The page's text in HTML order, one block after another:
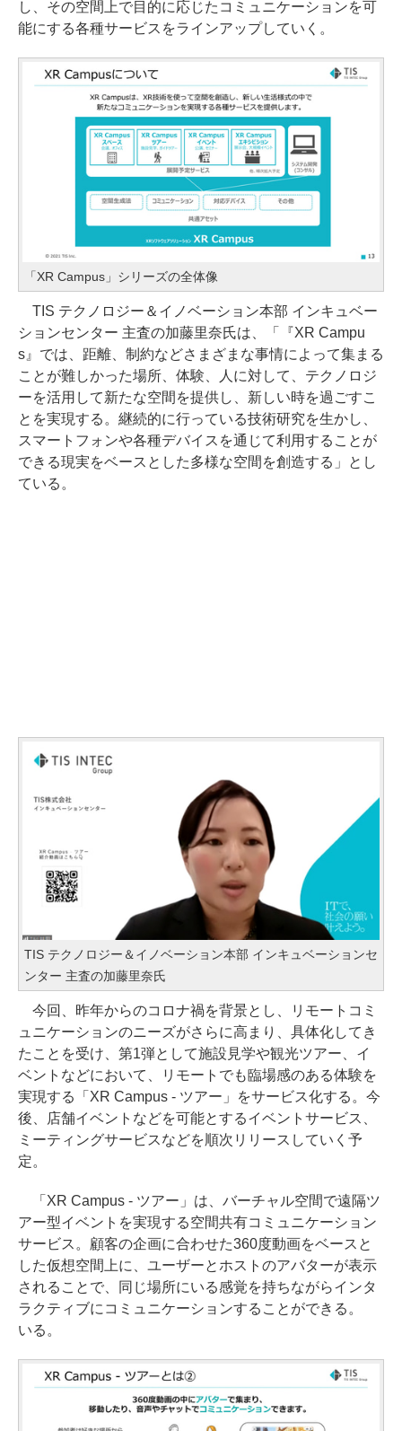
し、その空間上で目的に応じたコミュニケーションを可
能にする各種サービスをラインアップしていく。
「XR Campus」シリーズの全体像
TIS テクノロジー＆イノベーション本部 インキュベー
ションセンター 主査の加藤里奈氏は、「『XR Campu
s』では、距離、制約などさまざまな事情によって集まる
ことが難しかった場所、体験、人に対して、テクノロジ
ーを活用して新たな空間を提供し、新しい時を過ごすこ
とを実現する。継続的に行っている技術研究を生かし、
スマートフォンや各種デバイスを通じて利用することが
できる現実をベースとした多様な空間を創造する」とし
ている。
TIS テクノロジー＆イノベーション本部 インキュベーションセ
ンター 主査の加藤里奈氏
今回、昨年からのコロナ禍を背景とし、リモートコミ
ュニケーションのニーズがさらに高まり、具体化してき
たことを受け、第1弾として施設見学や観光ツアー、イ
ベントなどにおいて、リモートでも臨場感のある体験を
実現する「XR Campus - ツアー」をサービス化する。今
後、店舗イベントなどを可能とするイベントサービス、
ミーティングサービスなどを順次リリースしていく予
定。
「XR Campus - ツアー」は、バーチャル空間で遠隔ツ
アー型イベントを実現する空間共有コミュニケーション
サービス。顧客の企画に合わせた360度動画をベースと
した仮想空間上に、ユーザーとホストのアバターが表示
されることで、同じ場所にいる感覚を持ちながらインタ
ラクティブにコミュニケーションすることができる。
いる。